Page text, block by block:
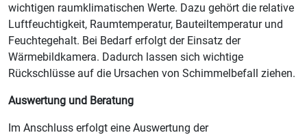
wichtigen raumklimatischen Werte. Dazu gehört die relative
Luftfeuchtigkeit, Raumtemperatur, Bauteiltemperatur und
Feuchtegehalt. Bei Bedarf erfolgt der Einsatz der
Wärmebildkamera. Dadurch lassen sich wichtige
Rückschlüsse auf die Ursachen von Schimmelbefall ziehen.
Auswertung und Beratung
Im Anschluss erfolgt eine Auswertung der